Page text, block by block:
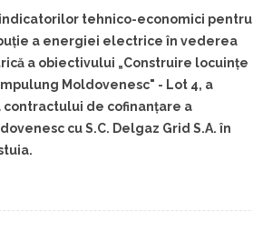
tehnico-economici pentru
a energiei electrice în vederea
a obiectivului „Construire locuințe
Moldovenesc" - Lot 4, a
de cofinanțare a
cu S.C. Delgaz Grid S.A. în